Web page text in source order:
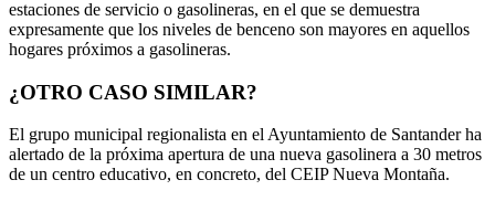
estaciones de servicio o gasolineras, en el que se demuestra
expresamente que los niveles de benceno son mayores en aquellos
hogares próximos a gasolineras.
¿OTRO CASO SIMILAR?
El grupo municipal regionalista en el Ayuntamiento de Santander ha
alertado de la próxima apertura de una nueva gasolinera a 30 metros
de un centro educativo, en concreto, del CEIP Nueva Montaña.